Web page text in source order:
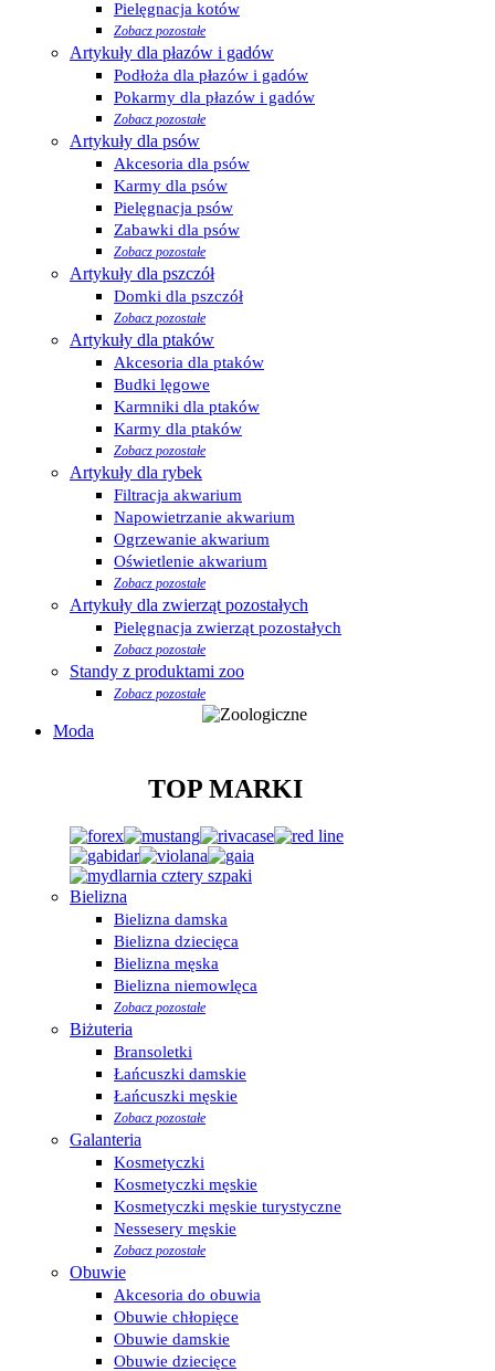
Pielęgnacja kotów
Zobacz pozostałe
Artykuły dla płazów i gadów
Podłoża dla płazów i gadów
Pokarmy dla płazów i gadów
Zobacz pozostałe
Artykuły dla psów
Akcesoria dla psów
Karmy dla psów
Pielęgnacja psów
Zabawki dla psów
Zobacz pozostałe
Artykuły dla pszczół
Domki dla pszczół
Zobacz pozostałe
Artykuły dla ptaków
Akcesoria dla ptaków
Budki lęgowe
Karmniki dla ptaków
Karmy dla ptaków
Zobacz pozostałe
Artykuły dla rybek
Filtracja akwarium
Napowietrzanie akwarium
Ogrzewanie akwarium
Oświetlenie akwarium
Zobacz pozostałe
Artykuły dla zwierząt pozostałych
Pielęgnacja zwierząt pozostałych
Zobacz pozostałe
Standy z produktami zoo
Zobacz pozostałe
Moda
TOP MARKI
Bielizna
Bielizna damska
Bielizna dziecięca
Bielizna męska
Bielizna niemowlęca
Zobacz pozostałe
Biżuteria
Bransoletki
Łańcuszki damskie
Łańcuszki męskie
Zobacz pozostałe
Galanteria
Kosmetyczki
Kosmetyczki męskie
Kosmetyczki męskie turystyczne
Nessesery męskie
Zobacz pozostałe
Obuwie
Akcesoria do obuwia
Obuwie chłopięce
Obuwie damskie
Obuwie dziecięce